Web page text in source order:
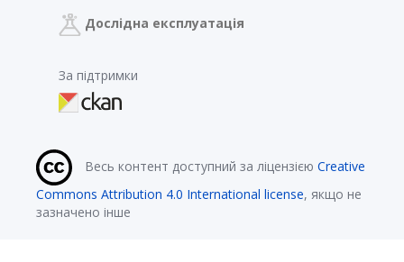
Дослідна експлуатація
За підтримки
Весь контент доступний за ліцензією Creative
Commons Attribution 4.0 International license, якщо не
зазначено інше